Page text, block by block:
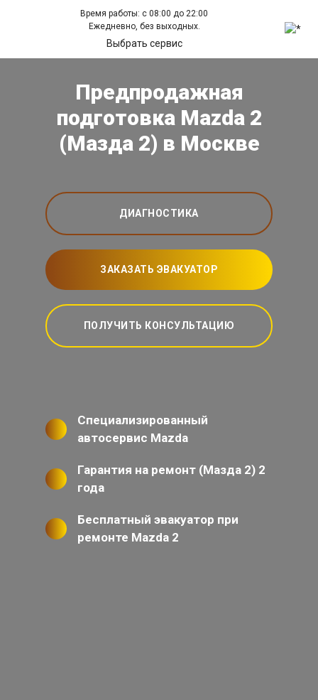
Время работы: с 08:00 до 22:00
Ежедневно, без выходных.
Выбрать сервис
Предпродажная
подготовка Mazda 2
(Мазда 2) в Москве
ДИАГНОСТИКА
ЗАКАЗАТЬ ЭВАКУАТОР
ПОЛУЧИТЬ КОНСУЛЬТАЦИЮ
Специализированный
автосервис Mazda
Гарантия на ремонт (Мазда 2) 2
года
Бесплатный эвакуатор при
ремонте Mazda 2